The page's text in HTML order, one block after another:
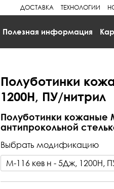
ДОСТАВКА ТЕХНОЛОГИИ
Полезная информация
Полуботинки
1200Н, ПУ/нитрил
Полуботинки кожаные
антипрокольной
Выбрать модификацию